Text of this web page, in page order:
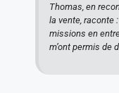
Thomas, en
la vente, raconte
missions en
m’ont permis de